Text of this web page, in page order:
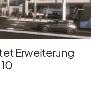
Erweiterung